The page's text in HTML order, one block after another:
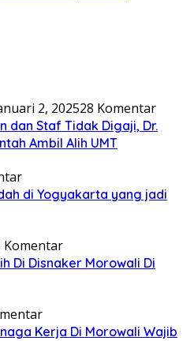
2, 202528 Komentar
dan Staf Tidak Digaji, Dr.
Ambil Alih UMT
di Yogyakarta yang jadi
Komentar
Di Disnaker Morowali Di
Kerja Di Morowali Wajib